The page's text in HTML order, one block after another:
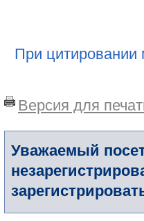
При цитировании
Версия для
Уважаемый